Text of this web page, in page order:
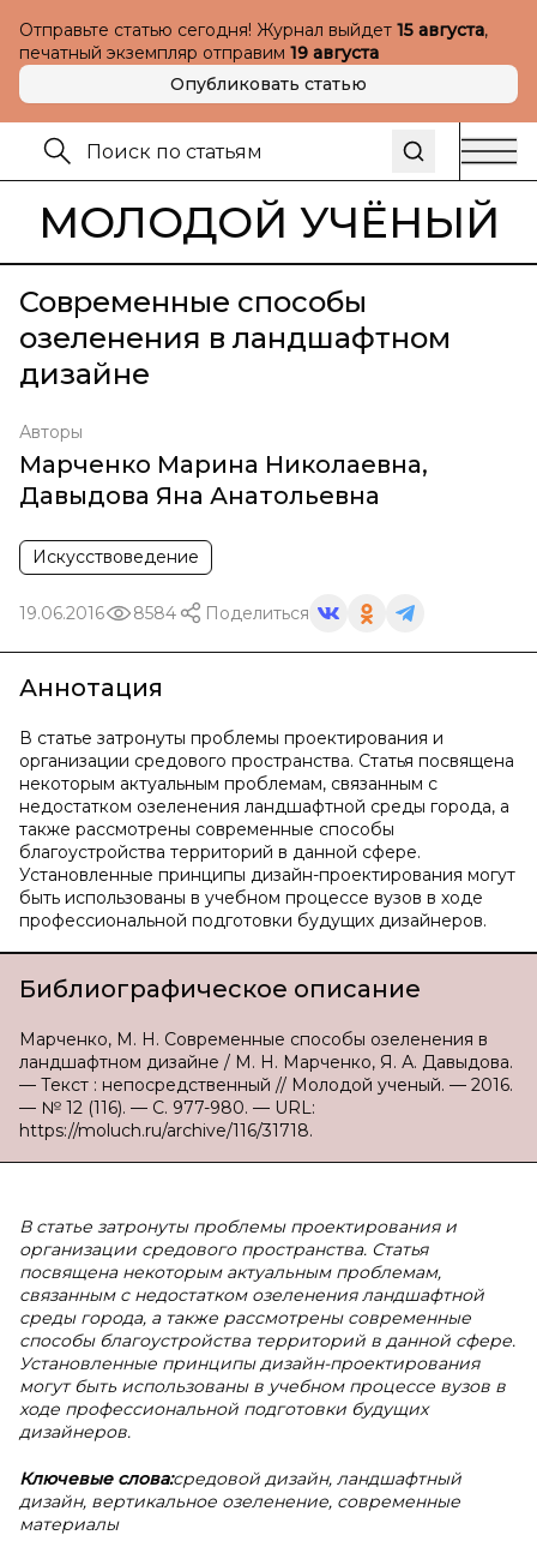
Отправьте статью сегодня! Журнал выйдет 15 августа,
печатный экземпляр отправим 19 августа
Опубликовать статью
МОЛОДОЙ УЧЁНЫЙ
Современные способы
озеленения в ландшафтном
дизайне
Авторы
Марченко Марина Николаевна,
Давыдова Яна Анатольевна
Искусствоведение
19.06.2016 8584 Поделиться
Аннотация
В статье затронуты проблемы проектирования и
организации средового пространства. Статья посвящена
некоторым актуальным проблемам, связанным с
недостатком озеленения ландшафтной среды города, а
также рассмотрены современные способы
благоустройства территорий в данной сфере.
Установленные принципы дизайн-проектирования могут
быть использованы в учебном процессе вузов в ходе
профессиональной подготовки будущих дизайнеров.
Библиографическое описание
Марченко, М. Н. Современные способы озеленения в
ландшафтном дизайне / М. Н. Марченко, Я. А. Давыдова.
— Текст : непосредственный // Молодой ученый. — 2016.
— № 12 (116). — С. 977-980. — URL:
https://moluch.ru/archive/116/31718.
В статье затронуты проблемы проектирования и
организации средового пространства. Статья
посвящена некоторым актуальным проблемам,
связанным с недостатком озеленения ландшафтной
среды города, а также рассмотрены современные
способы благоустройства территорий в данной сфере.
Установленные принципы дизайн-проектирования
могут быть использованы в учебном процессе вузов в
ходе профессиональной подготовки будущих
дизайнеров.
Ключевые слова:средовой дизайн, ландшафтный
дизайн, вертикальное озеленение, современные
материалы